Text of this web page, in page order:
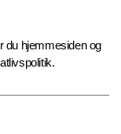
du hjemmesiden og